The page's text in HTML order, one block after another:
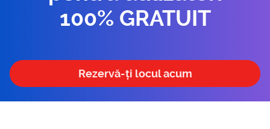
100% GRATUIT
Rezervă-ți locul acum